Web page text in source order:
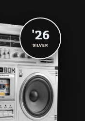
'26
SILVER